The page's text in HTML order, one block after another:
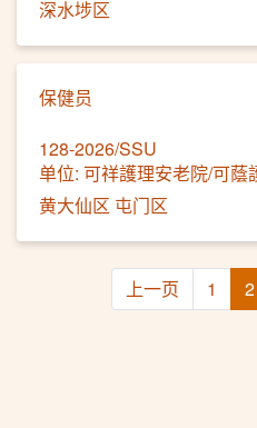
深水埗区
保健员
128-2026/SSU
单位: 可祥護理安老院/可蔭
黄大仙区 屯门区
上一页 1 2